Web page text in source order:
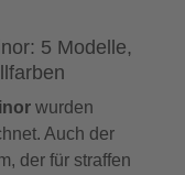
5 Modelle,
wurden
Auch der
der für straffen